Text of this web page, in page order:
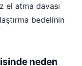
el atma davası
bedelinin
neden